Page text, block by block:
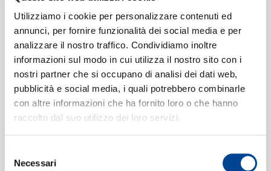
Utilizziamo i cookie per personalizzare contenuti ed
annunci, per fornire funzionalità dei social media e per
analizzare il nostro traffico. Condividiamo inoltre
informazioni sul modo in cui utilizza il nostro sito con i
nostri partner che si occupano di analisi dei dati web,
pubblicità e social media, i quali potrebbero combinarle
con altre informazioni che ha fornito loro o che hanno
raccolto dal suo utilizzo dei loro servizi.
delNecessari
Fanático
03:06
Maikel Delacalle, Mala Rodríguez
Formati disponibili:
Data di pubblicazione:
CONTATTI
NEWSLETTER